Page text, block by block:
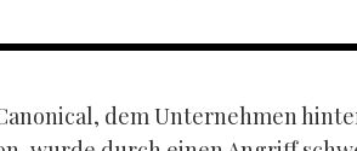
dem Unternehmen